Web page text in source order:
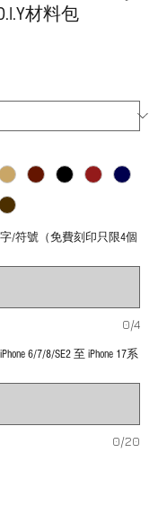
材料包
/符號（免費刻印只限4個
0/4
6/7/8/SE2 至 iPhone 17系
0/20